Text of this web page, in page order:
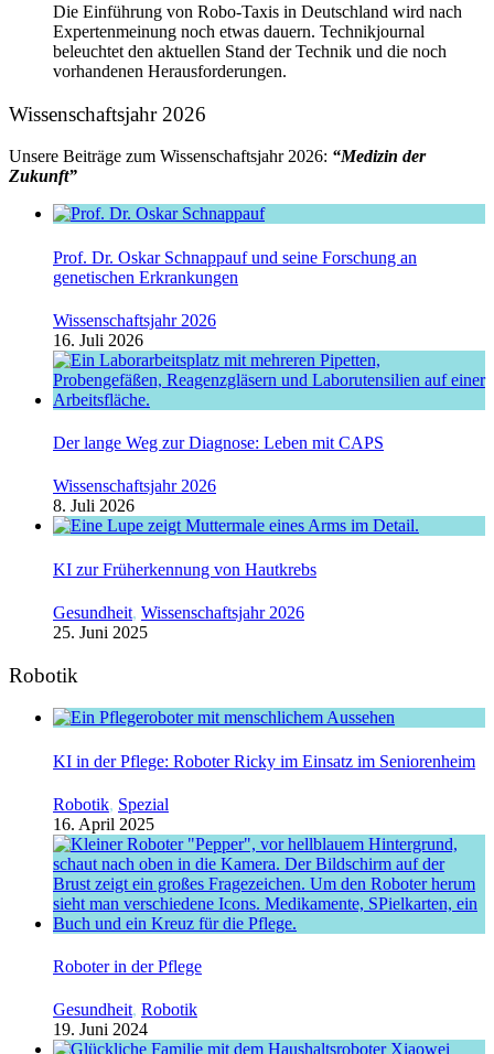
Die Einführung von Robo-Taxis in Deutschland wird nach
Expertenmeinung noch etwas dauern. Technikjournal
beleuchtet den aktuellen Stand der Technik und die noch
vorhandenen Herausforderungen.
Wissenschaftsjahr 2026
Unsere Beiträge zum Wissenschaftsjahr 2026: “Medizin der
Zukunft”
Prof. Dr. Oskar Schnappauf und seine Forschung an
genetischen Erkrankungen
Wissenschaftsjahr 2026
16. Juli 2026
Der lange Weg zur Diagnose: Leben mit CAPS
Wissenschaftsjahr 2026
8. Juli 2026
KI zur Früherkennung von Hautkrebs
Gesundheit, Wissenschaftsjahr 2026
25. Juni 2025
Robotik
KI in der Pflege: Roboter Ricky im Einsatz im Seniorenheim
Robotik, Spezial
16. April 2025
Roboter in der Pflege
Gesundheit, Robotik
19. Juni 2024